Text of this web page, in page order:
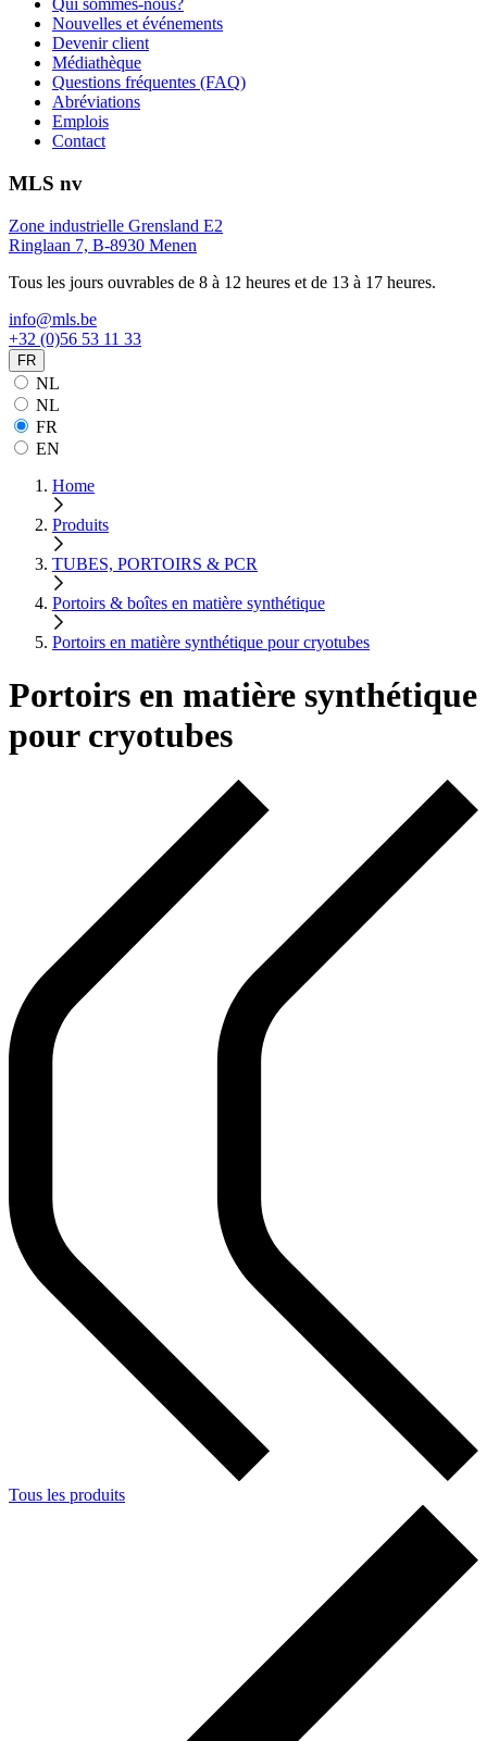
Qui sommes-nous?
Nouvelles et événements
Devenir client
Médiathèque
Questions fréquentes (FAQ)
Abréviations
Emplois
Contact
MLS nv
Zone industrielle Grensland E2
Ringlaan 7, B-8930 Menen
Tous les jours ouvrables de 8 à 12 heures et de 13 à 17 heures.
info@mls.be
+32 (0)56 53 11 33
FR
NL
NL
FR
EN
Home
Produits
TUBES, PORTOIRS & PCR
Portoirs & boîtes en matière synthétique
Portoirs en matière synthétique pour cryotubes
Portoirs en matière synthétique
pour cryotubes
Tous les produits